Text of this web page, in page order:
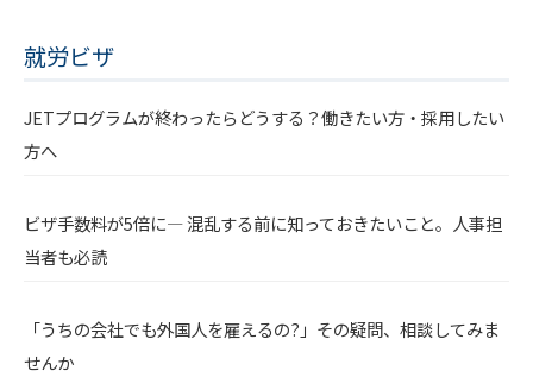
就労ビザ
JETプログラムが終わったらどうする？働きたい方・採用したい
方へ
ビザ手数料が5倍に― 混乱する前に知っておきたいこと。人事担
当者も必読
「うちの会社でも外国人を雇えるの?」その疑問、相談してみま
せんか